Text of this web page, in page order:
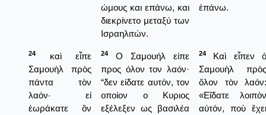
ώμους και επάνω, και
διεκρίνετο μεταξύ των
Ισραηλιτών.
ἐπάνω.
24
καὶ εἶπε
Σαμουὴλ πρὸς
πάντα τὸν
λαόν· εἰ
ἑωράκατε ὃν
24
Ο Σαμουήλ είπε
προς όλον τον λαόν·
“δεν είδατε αυτόν, τον
οποίον ο Κυριος
εξέλεξεν ως βασιλέα
24
Καὶ εἶπεν ὁ
Σαμουὴλ πρὸς
ὅλον τὸν λαόν:
«Εἴδατε λοιπὸν
αὐτόν, ποὺ ἔχει